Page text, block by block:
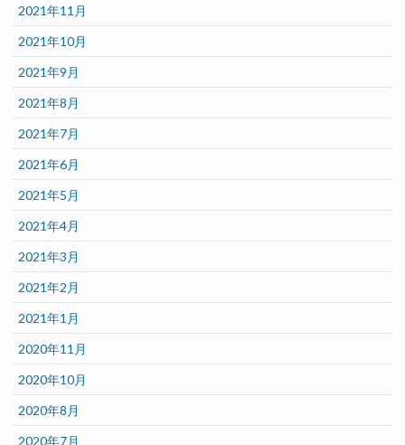
2021年11月
2021年10月
2021年9月
2021年8月
2021年7月
2021年6月
2021年5月
2021年4月
2021年3月
2021年2月
2021年1月
2020年11月
2020年10月
2020年8月
2020年7月